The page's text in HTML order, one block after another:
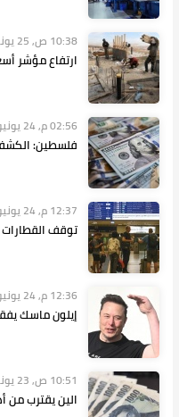
10:38 ص, 25 يونيو 2026
ارتفاع مؤشر
02:56 م, 24 يونيو 2026
فلسطين: الكشف
12:37 م, 24 يونيو 2026
توقف القطارات
12:36 م, 24 يونيو 2026
إيلون ماسك
10:51 ص, 23 يونيو 2026
الين يقترب من